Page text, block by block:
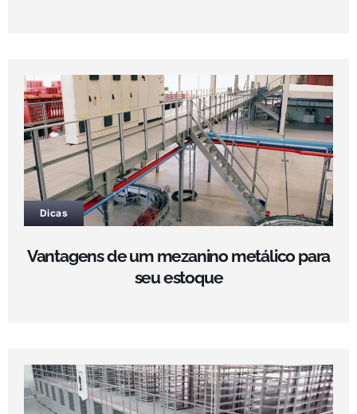
Dicas
Vantagens de um mezanino metálico para
seu estoque